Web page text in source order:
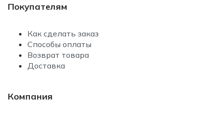
Покупателям
Как сделать заказ
Способы оплаты
Возврат товара
Доставка
Компания